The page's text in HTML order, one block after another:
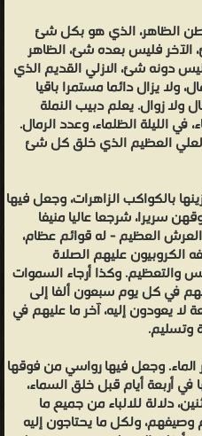
والنهاية الجزء السابع ❝ الناشرين
❝ ❞ دار ابن كثير ❝ ❞ مكتبة
للنشر والتوزيع ❝ ❞ دار هجر للنشر
التاريخ.
الظاهر، الذي هو بكل شئ
الآخر فليس بعده شئ، الظاهر
دونه شئ، الازلي القديم الذي
ولا يزال دائما مستمرا باقيا
ولا زوال. يعلم دبيب النملة
في الليلة الظلماء، وعدد الرمال.
العلي العظيم الذي خلق كل شئ
بالكواكب الزاهرات، وجعل فيها
سريرا، شرجعا عاليا منيفا
العظيم - له قوائم عظام،
الكروبيون عليهم الصلاة
والتعظيم. وكذا أرجاء السموات
في كل يوم سبعون ألفا إلى
لا يعودون إليه، آخر ما عليهم في
وتسليم.
الماء. وجعل فيها رواسي من فوقها
في أربعة أيام قبل خلق السماء،
دلالة للالباء من جميع ما
وصيفهم، ولكل ما يحتاجون إليه